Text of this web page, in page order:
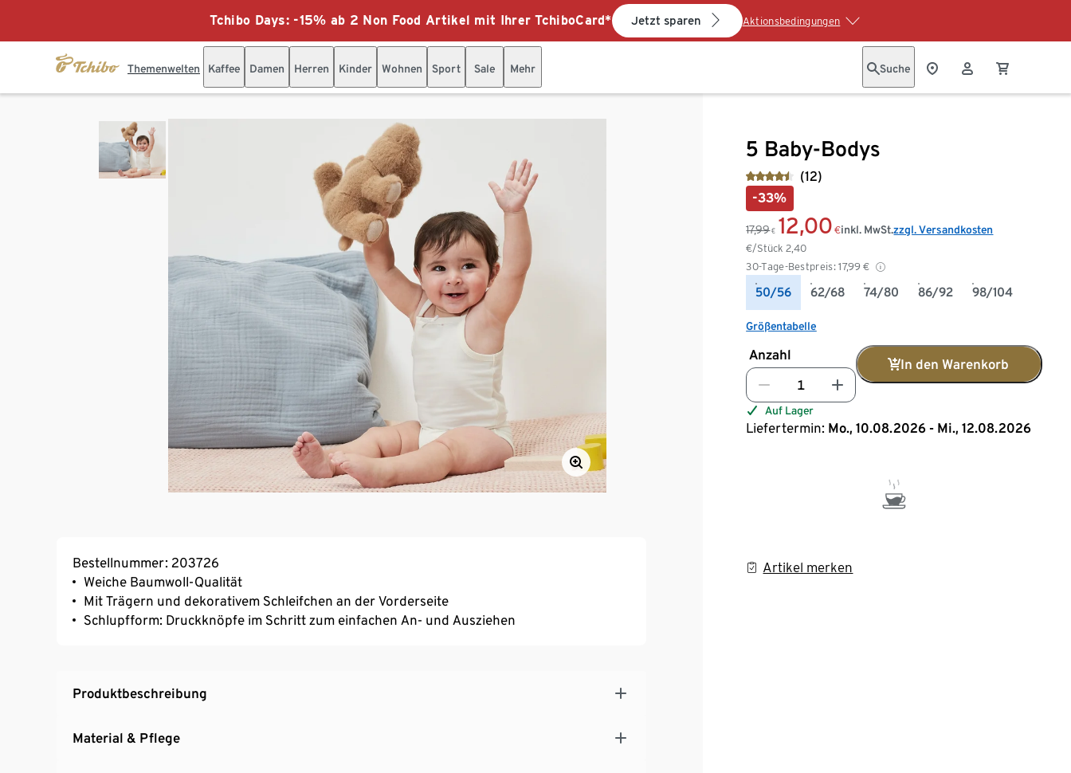
Tchibo Days: -15% ab 2 Non Food Artikel mit Ihrer TchiboCard* Jetzt sparen Aktionsbedingungen
Themenwelten Kaffee Damen Herren Kinder Wohnen Sport Sale Mehr Suche
5 Baby-Bodys
(12)
-33%
17,99 € 12,00 €
€/Stück2,40
30-Tage-Bestpreis: 17,99 €
inkl. MwSt.zzgl. Versandkosten
50/56 62/68 74/80 86/92 98/104
Größentabelle
Anzahl
In den Warenkorb
Auf Lager
Liefertermin: Mo., 10.08.2026 - Mi., 12.08.2026
Artikel merken
Bestellnummer: 203726
Weiche Baumwoll-Qualität
Mit Trägern und dekorativem Schleifchen an der Vorderseite
Schlupfform: Druckknöpfe im Schritt zum einfachen An- und Ausziehen
Produktbeschreibung
Material & Pflege